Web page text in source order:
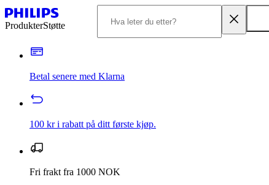
ProdukterStøtte
Betal senere med Klarna
100 kr i rabatt på ditt første kjøp.
Fri frakt fra 1000 NOK